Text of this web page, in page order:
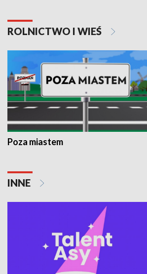
ROLNICTWO I WIEŚ
Poza miastem
INNE